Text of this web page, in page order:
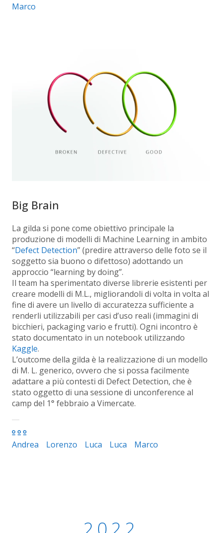
Marco
Big Brain
La gilda si pone come obiettivo principale la
produzione di modelli di Machine Learning in ambito
“Defect Detection” (predire attraverso delle foto se il
soggetto sia buono o difettoso) adottando un
approccio “learning by doing”.
Il team ha sperimentato diverse librerie esistenti per
creare modelli di M.L., migliorandoli di volta in volta al
fine di avere un livello di accuratezza sufficiente a
renderli utilizzabili per casi d’uso reali (immagini di
bicchieri, packaging vario e frutti). Ogni incontro è
stato documentato in un notebook utilizzando
Kaggle.
L’outcome della gilda è la realizzazione di un modello
di M. L. generico, ovvero che si possa facilmente
adattare a più contesti di Defect Detection, che è
stato oggetto di una sessione di unconference al
camp del 1° febbraio a Vimercate.
Andrea Lorenzo Luca Luca Marco